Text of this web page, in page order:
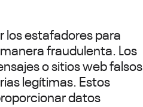
los estafadores para
fraudulenta. Los
o sitios web falsos
legítimas. Estos
datos